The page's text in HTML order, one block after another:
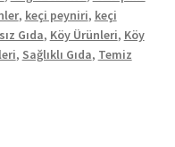
, keçi peyniri, keçi
Gıda, Köy Ürünleri, Köy
, Sağlıklı Gıda, Temiz